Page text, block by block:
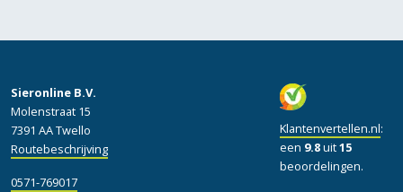
Klantenvertellen.nl:
een 9.8uit15
beoordelingen.
Sieronline B.V.
Molenstraat 15
7391 AA Twello
Routebeschrijving
0571-769017